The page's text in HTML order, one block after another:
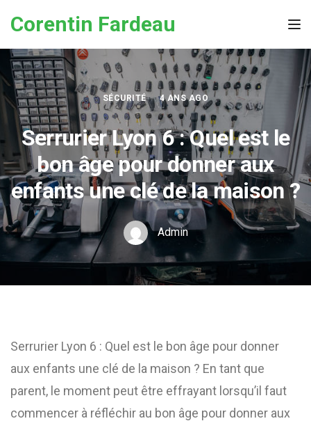
Corentin Fardeau
SÉCURITÉ 4 ANS AGO
Serrurier Lyon 6 : Quel est le
bon âge pour donner aux
enfants une clé de la maison ?
Admin
Serrurier Lyon 6 : Quel est le bon âge pour donner
aux enfants une clé de la maison ? En tant que
parent, le moment peut être effrayant lorsqu’il faut
commencer à réfléchir au bon âge pour donner aux